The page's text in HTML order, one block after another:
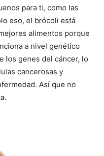
para ti, como las
eso, el brócoli está
alimentos porque
a nivel genético
los genes del cáncer, lo
cancerosas y
Así que no